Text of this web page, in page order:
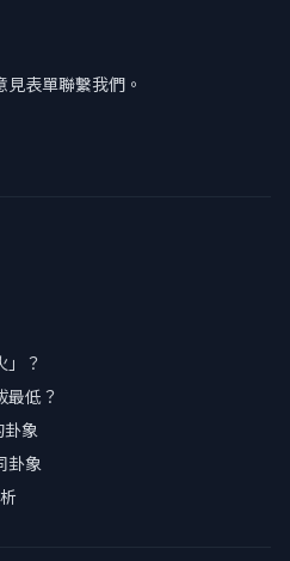
表單聯繫我們。
？
低？
卦象
卦象